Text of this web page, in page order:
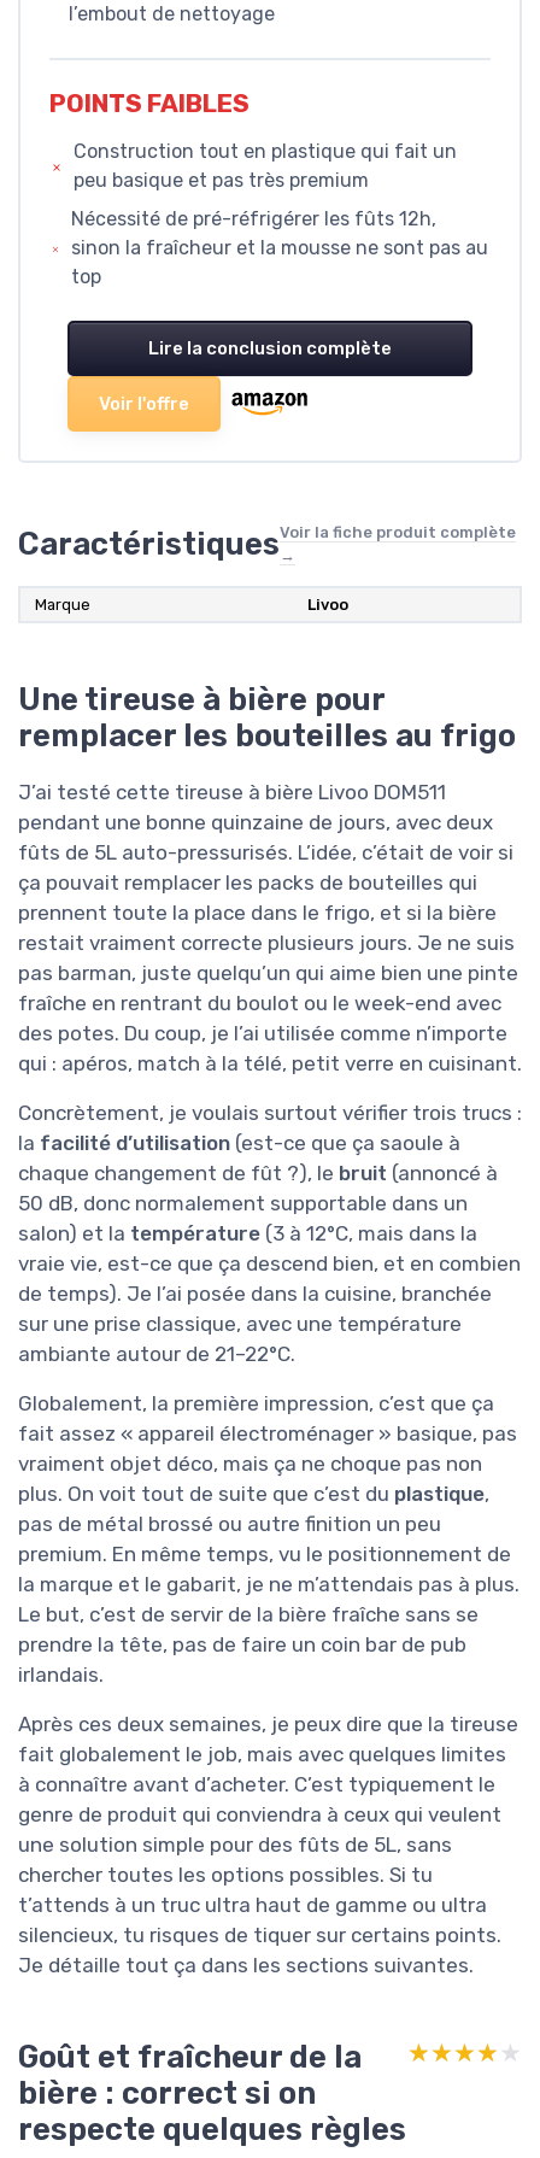
l’embout de nettoyage
POINTS FAIBLES
Construction tout en plastique qui fait un
peu basique et pas très premium
Nécessité de pré-réfrigérer les fûts 12h,
sinon la fraîcheur et la mousse ne sont pas au
top
Lire la conclusion complète
Voir l'offre
CaractéristiquesVoir la fiche produit complète
→
Marque ‎Livoo
Une tireuse à bière pour
remplacer les bouteilles au frigo
J’ai testé cette tireuse à bière Livoo DOM511
pendant une bonne quinzaine de jours, avec deux
fûts de 5L auto-pressurisés. L’idée, c’était de voir si
ça pouvait remplacer les packs de bouteilles qui
prennent toute la place dans le frigo, et si la bière
restait vraiment correcte plusieurs jours. Je ne suis
pas barman, juste quelqu’un qui aime bien une pinte
fraîche en rentrant du boulot ou le week-end avec
des potes. Du coup, je l’ai utilisée comme n’importe
qui : apéros, match à la télé, petit verre en cuisinant.
Concrètement, je voulais surtout vérifier trois trucs :
la facilité d’utilisation (est-ce que ça saoule à
chaque changement de fût ?), le bruit (annoncé à
50 dB, donc normalement supportable dans un
salon) et la température (3 à 12°C, mais dans la
vraie vie, est-ce que ça descend bien, et en combien
de temps). Je l’ai posée dans la cuisine, branchée
sur une prise classique, avec une température
ambiante autour de 21–22°C.
Globalement, la première impression, c’est que ça
fait assez « appareil électroménager » basique, pas
vraiment objet déco, mais ça ne choque pas non
plus. On voit tout de suite que c’est du plastique,
pas de métal brossé ou autre finition un peu
premium. En même temps, vu le positionnement de
la marque et le gabarit, je ne m’attendais pas à plus.
Le but, c’est de servir de la bière fraîche sans se
prendre la tête, pas de faire un coin bar de pub
irlandais.
Après ces deux semaines, je peux dire que la tireuse
fait globalement le job, mais avec quelques limites
à connaître avant d’acheter. C’est typiquement le
genre de produit qui conviendra à ceux qui veulent
une solution simple pour des fûts de 5L, sans
chercher toutes les options possibles. Si tu
t’attends à un truc ultra haut de gamme ou ultra
silencieux, tu risques de tiquer sur certains points.
Je détaille tout ça dans les sections suivantes.
Goût et fraîcheur de la
bière : correct si on
respecte quelques règles
★★★★★
★★★★★